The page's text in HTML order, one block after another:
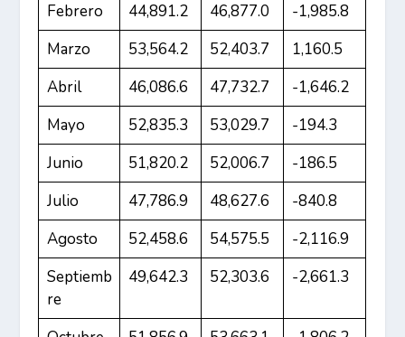
Febrero
44,891.2 46,877.0
-1,985.8
Marzo
53,564.2 52,403.7
1,160.5
Abril
46,086.6 47,732.7
-1,646.2
Mayo
52,835.3 53,029.7
-194.3
Junio
51,820.2 52,006.7
-186.5
Julio
47,786.9 48,627.6
-840.8
Agosto
52,458.6 54,575.5
-2,116.9
Septiemb
re
49,642.3 52,303.6 -2,661.3